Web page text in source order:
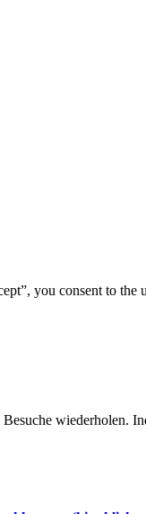
you consent to the
wiederholen.